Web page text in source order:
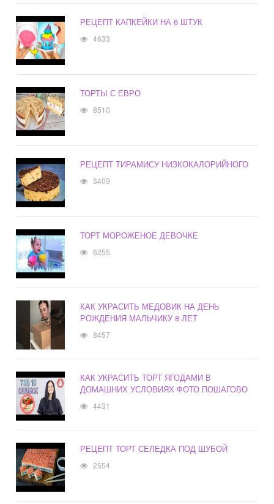
РЕЦЕПТ КАПКЕЙКИ НА 6 ШТУК
4633
ТОРТЫ С ЕВРО
8510
РЕЦЕПТ ТИРАМИСУ НИЗКОКАЛОРИЙНОГО
3409
ТОРТ МОРОЖЕНОЕ ДЕВОЧКЕ
6255
КАК УКРАСИТЬ МЕДОВИК НА ДЕНЬ
РОЖДЕНИЯ МАЛЬЧИКУ 8 ЛЕТ
8457
КАК УКРАСИТЬ ТОРТ ЯГОДАМИ В
ДОМАШНИХ УСЛОВИЯХ ФОТО ПОШАГОВО
4431
РЕЦЕПТ ТОРТ СЕЛЕДКА ПОД ШУБОЙ
2554